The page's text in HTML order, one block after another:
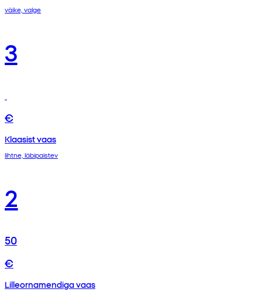
väike, valge
3
€
Klaasist vaas
lihtne, läbipaistev
2
50
€
Lilleornamendiga vaas